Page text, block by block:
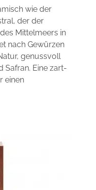
wie der
der der
Mittelmeers in
nach Gewürzen
genussvoll
Safran. Eine zart-
einen